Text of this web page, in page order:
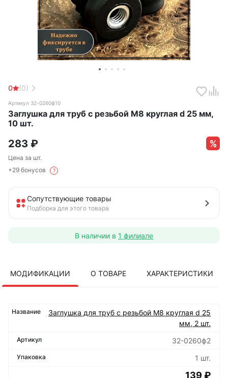
0 (0)
Артикул 32-0260ф10
Заглушка для труб с резьбой М8 круглая d 25 мм,
10 шт.
283 ₽
Цена за шт.
+29 бонусов
?
Сопутствующие товары
Подборка для этого товара
В наличии в 1 филиале
МОДИФИКАЦИИ О ТОВАРЕ ХАРАКТЕРИСТИКИ
Заглушка для труб с резьбой М8 круглая d 25
мм, 2 шт.
32-0260ф2
1 шт.
139 ₽